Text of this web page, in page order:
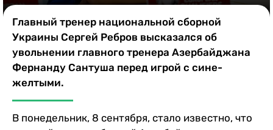
Главный тренер национальной сборной
Украины Сергей Ребров высказался об
увольнении главного тренера Азербайджана
Фернанду Сантуша перед игрой с сине-
желтыми.
В понедельник, 8 сентября, стало известно, что